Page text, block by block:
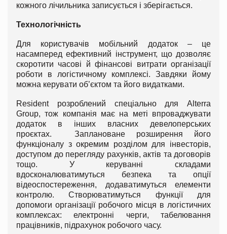
кожного лічильника записується і зберігається.
Технологічність
Для користувачів мобільний додаток – це
насамперед ефективний інструмент, що дозволяє
скоротити часові й фінансові витрати організації
роботи в логістичному комплексі. Завдяки йому
можна керувати об’єктом та його видатками.
Resident розроблений спеціально для Alterra
Group, тож компанія має на меті впроваджувати
додаток в інших власних девелоперських
проєктах. Заплановане розширення його
функціоналу з окремим розділом для інвесторів,
доступом до перегляду рахунків, актів та договорів
тощо. У керуванні складами
вдосконалюватимуться безпека та опції
відеоспостереження, додаватимуться елементи
контролю. Створюватимуться функції для
допомоги організації робочого місця в логістичних
комплексах: електронні черги, табелювання
працівників, підрахунок робочого часу.